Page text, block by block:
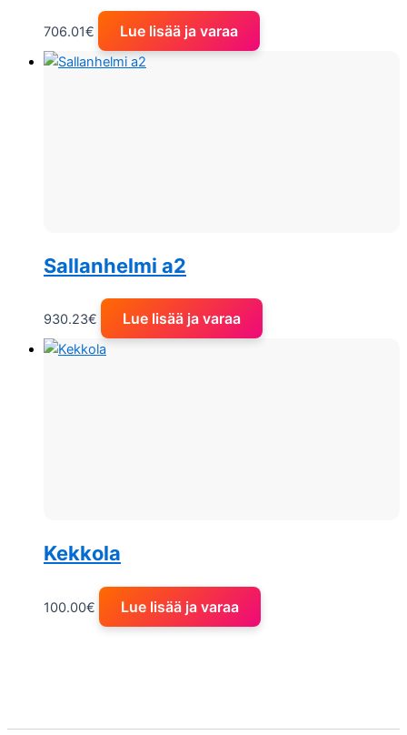
706.01€ Lue lisää ja varaa
Sallanhelmi a2
930.23€ Lue lisää ja varaa
Kekkola
100.00€ Lue lisää ja varaa